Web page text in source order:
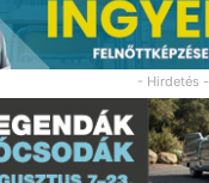
- Hirdetés -